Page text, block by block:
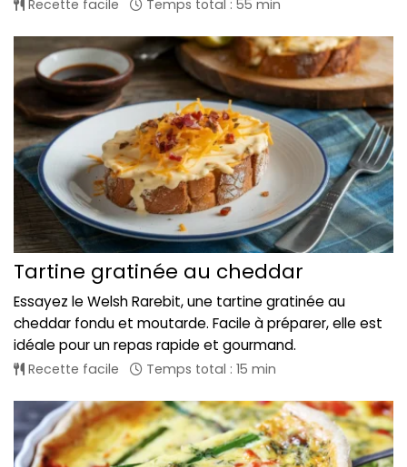
Recette facile Temps total : 55 min
Tartine gratinée au cheddar
Essayez le Welsh Rarebit, une tartine gratinée au
cheddar fondu et moutarde. Facile à préparer, elle est
idéale pour un repas rapide et gourmand.
Recette facile Temps total : 15 min